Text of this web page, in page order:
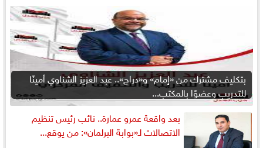
بتكليف مشترك من «إمام» و«دراج».. عبد العزيز الشناوي أمينًا
للتدريب وعضوًا بالمكتب...
بعد واقعة عمرو عمارة.. نائب رئيس تنظيم
الاتصالات لـ«بوابة البرلمان»: من يوقع...